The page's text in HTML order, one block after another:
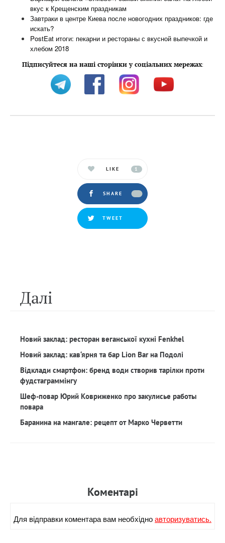
вкус к Крещенским праздникам
Завтраки в центре Киева после новогодних праздников: где
искать?
PostEat итоги: пекарни и рестораны с вкусной выпечкой и
хлебом 2018
Підписуйтеся на наші сторінки у соціальних мережах:
LIKE 1
SHARE
TWEET
Далi
Новий заклад: ресторан веганської кухні Fenkhel
Новий заклад: кав‘ярня та бар Lion Bar на Подолі
Відклади смартфон: бренд води створив тарілки проти
фудстаграммінгу
Шеф-повар Юрий Ковриженко про закулисье работы
повара
Баранина на мангале: рецепт от Марко Черветти
Коментарi
Для вiдправки коментара вам необхiдноавторизуватись.